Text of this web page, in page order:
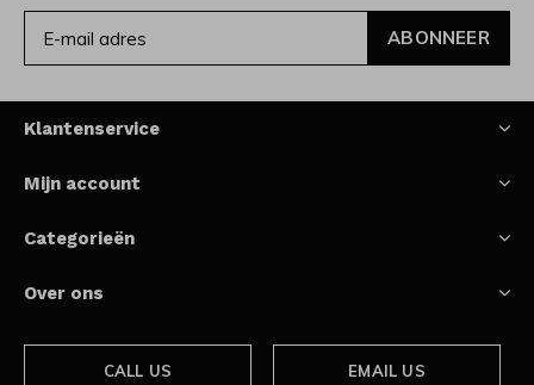
ABONNEER
Klantenservice
Mijn account
Categorieën
Over ons
CALL US EMAIL US